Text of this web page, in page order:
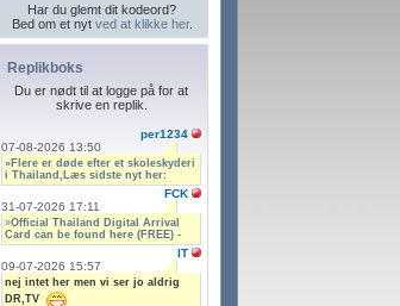
Har du glemt dit kodeord?
Bed om et nyt ved at klikke her.
Replikboks
Du er nødt til at logge på for at
skrive en replik.
per1234
07-08-2026 13:50
»Flere er døde efter et skoleskyderi
i Thailand,Læs sidste nyt her:
FCK
31-07-2026 17:11
»Official Thailand Digital Arrival
Card can be found here (FREE) -
IT
09-07-2026 15:57
nej intet her men vi ser jo aldrig
DR,TV